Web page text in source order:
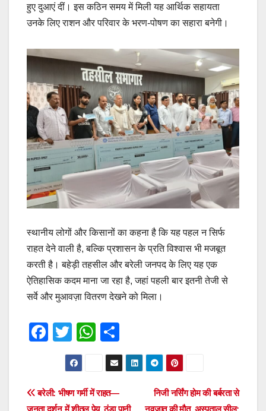
हुए दुआएं दीं। इस कठिन समय में मिली यह आर्थिक सहायता
उनके लिए राशन और परिवार के भरण-पोषण का सहारा बनेगी।
स्थानीय लोगों और किसानों का कहना है कि यह पहल न सिर्फ
राहत देने वाली है, बल्कि प्रशासन के प्रति विश्वास भी मजबूत
करती है। बहेड़ी तहसील और बरेली जनपद के लिए यह एक
ऐतिहासिक कदम माना जा रहा है, जहां पहली बार इतनी तेजी से
सर्वे और मुआवज़ा वितरण देखने को मिला।
F
e
T
wi
tt
er
W
h
at
s
h
ar
Post
निजी नर्सिंग होम की बर्बरता से
बरेली: भीषण गर्मी में राहत—